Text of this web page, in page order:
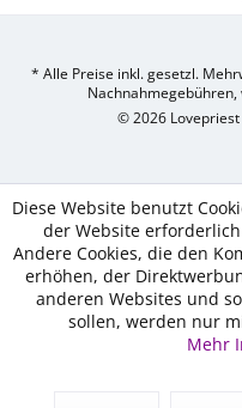
* Alle Preise inkl. gesetzl.
© 2026 Lovepriest
Diese Website benutzt
der Website
Andere Cookies, die den
erhöhen, der
anderen Websites und
sollen, werden nur
Mehr